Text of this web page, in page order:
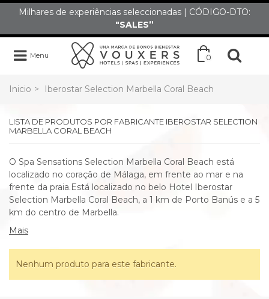
Milhares de experiências seleccionadas | CÓDIGO-DTO:
"SALES”
Menu 0
Inicio > Iberostar Selection Marbella Coral Beach
LISTA DE PRODUTOS POR FABRICANTE IBEROSTAR SELECTION
MARBELLA CORAL BEACH
O Spa Sensations Selection Marbella Coral Beach está
localizado no coração de Málaga, em frente ao mar e na
frente da praia.Está localizado no belo Hotel Iberostar
Selection Marbella Coral Beach, a 1 km de Porto Banús e a 5
km do centro de Marbella.
Mais
Nenhum produto para este fabricante.